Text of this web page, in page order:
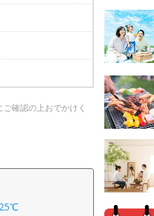
確認の上おでかけく
25℃